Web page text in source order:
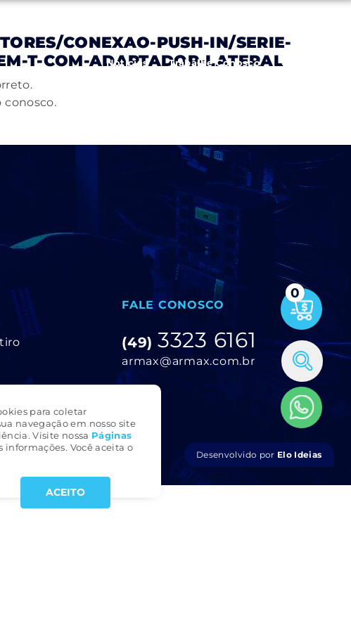
para coletar
navegação em nosso site
Visite nossa Páginas
informações. Você aceita o
ACEITO
Notícias Trabalhe Conosco Contato
CONEXAO-PUSH-IN/SERIE-
T-COM-ADAPTADOR-LATERAL
conosco.
0
FALE CONOSCO
(49) 3323 6161
armax@armax.com.br
Desenvolvido por Elo Ideias